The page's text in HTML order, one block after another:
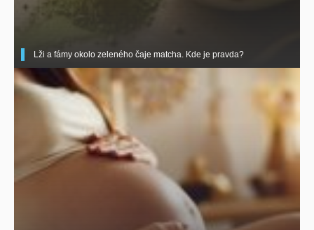
Lži a fámy okolo zeleného čaje matcha. Kde je pravda?